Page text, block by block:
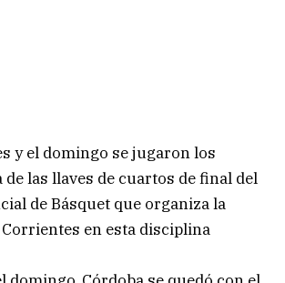
y el domingo se jugaron los
de las llaves de cuartos de final del
de Básquet que organiza la
en esta disciplina